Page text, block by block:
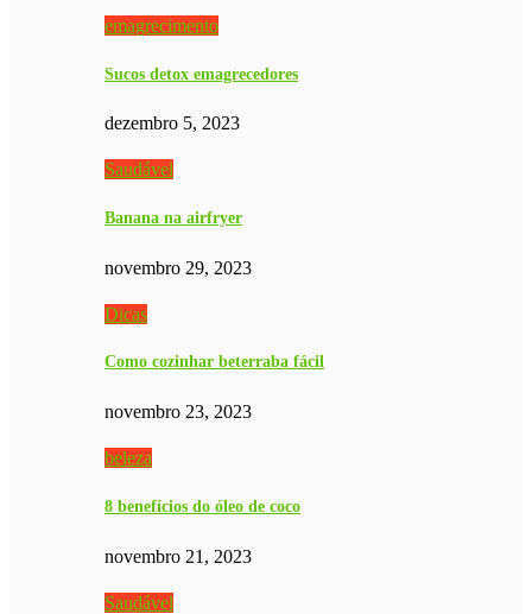
emagrecimento
Sucos detox emagrecedores
dezembro 5, 2023
Saudável
Banana na airfryer
novembro 29, 2023
Dicas
Como cozinhar beterraba fácil
novembro 23, 2023
beleza
8 benefícios do óleo de coco
novembro 21, 2023
Saudável